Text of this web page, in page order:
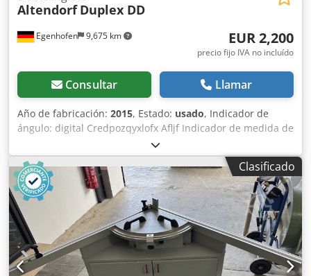
Egenhofen 9,675 km
Altendorf Duplex DD
EUR 2,200
precio fijo IVA no incluído
Consultar Llamar
Año de fabricación: 2015, Estado: usado, Indicador de
ángulo: digital Credpozqyxlofx Afljf Indicador de medida de
la trampilla de tope de corte: digital
Clasificado